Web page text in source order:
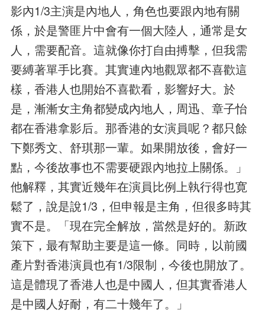
影內1/3主演是內地人，角色也要跟內地有關
係，於是警匪片中會有一個大陸人，通常是女
人，需要配音。這就像你打自由搏擊，但我需
要縛著單手比賽。其實連內地觀眾都不喜歡這
樣，香港人也開始不喜歡看，影響好大。於
是，漸漸女主角都變成內地人，周迅、章子怡
都在香港拿影后。那香港的女演員呢？都只餘
下鄭秀文、舒琪那一輩。如果開放後，會好一
點，今後故事也不需要硬跟內地拉上關係。」
他解釋，其實近幾年在演員比例上執行得也寛
鬆了，說是說1/3，但申報是主角，但很多時其
實不是。「現在完全解放，當然是好的。新政
策下，最有幫助主要是這一條。同時，以前國
產片對香港演員也有1/3限制，今後也開放了。
這是體現了香港人也是中國人，但其實香港人
是中國人好耐，有二十幾年了。」